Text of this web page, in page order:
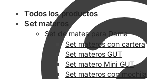
Todos los productos
Set materos
Set de mates para Dama
Set materos con cartera
Set materos GUT
Set matero Mini GUT
Set materos con mochila